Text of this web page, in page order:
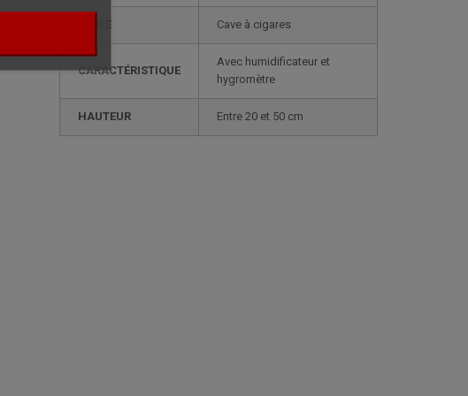
STYLE cave à cigares
CARACTÉRISTIQUE
avec humidificateur et
hygromètre
HAUTEUR entre 20 et 50 cm